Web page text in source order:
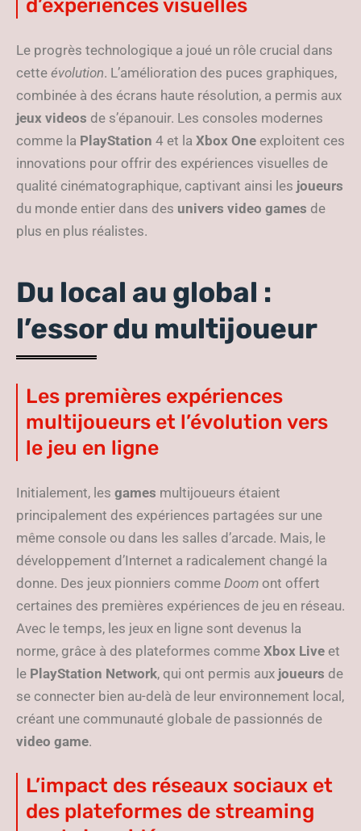
d’expériences visuelles
Le progrès technologique a joué un rôle crucial dans
cette évolution. L’amélioration des puces graphiques,
combinée à des écrans haute résolution, a permis aux
jeux videos de s’épanouir. Les consoles modernes
comme la PlayStation 4 et la Xbox One exploitent ces
innovations pour offrir des expériences visuelles de
qualité cinématographique, captivant ainsi les joueurs
du monde entier dans des univers video games de
plus en plus réalistes.
Du local au global :
l’essor du multijoueur
Les premières expériences
multijoueurs et l’évolution vers
le jeu en ligne
Initialement, les games multijoueurs étaient
principalement des expériences partagées sur une
même console ou dans les salles d’arcade. Mais, le
développement d’Internet a radicalement changé la
donne. Des jeux pionniers comme Doom ont offert
certaines des premières expériences de jeu en réseau.
Avec le temps, les jeux en ligne sont devenus la
norme, grâce à des plateformes comme Xbox Live et
le PlayStation Network, qui ont permis aux joueurs de
se connecter bien au-delà de leur environnement local,
créant une communauté globale de passionnés de
video game.
L’impact des réseaux sociaux et
des plateformes de streaming